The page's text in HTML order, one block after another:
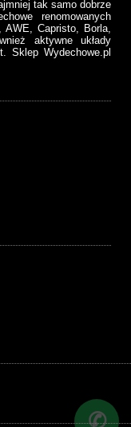
✆
tak samo dobrze
renomowanych
AWE, Capristo, Borla,
aktywne układy
Sklep Wydechowe.pl